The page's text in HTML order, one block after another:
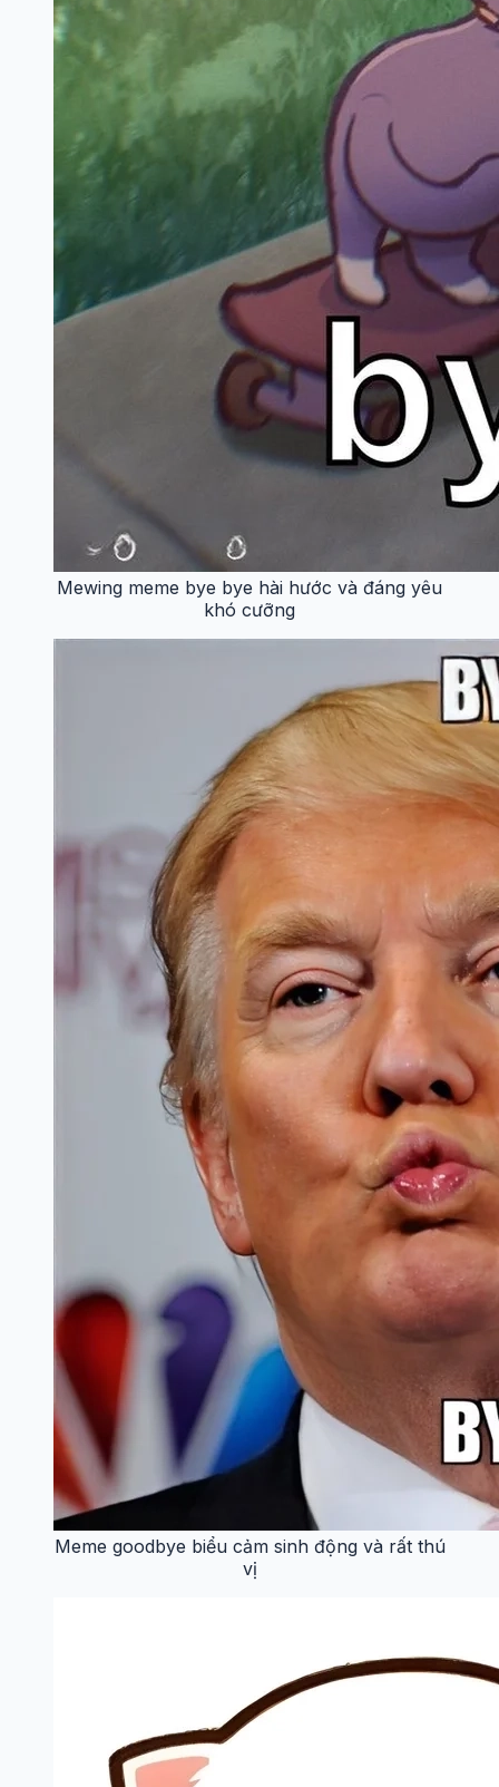
Mewing meme bye bye hài hước và đáng yêu
khó cưỡng
Meme goodbye biểu cảm sinh động và rất thú
vị